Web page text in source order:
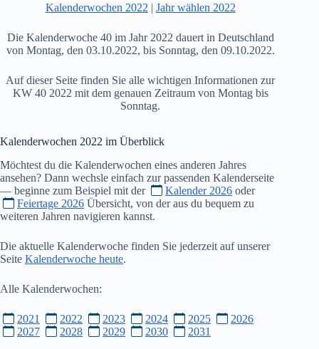
Kalenderwochen 2022 | Jahr wählen 2022
Die Kalenderwoche 40 im Jahr 2022 dauert in Deutschland
von Montag, den 03.10.2022, bis Sonntag, den 09.10.2022.
Auf dieser Seite finden Sie alle wichtigen Informationen zur
KW 40 2022 mit dem genauen Zeitraum von Montag bis
Sonntag.
Kalenderwochen 2022 im Überblick
Möchtest du die Kalenderwochen eines anderen Jahres
ansehen? Dann wechsle einfach zur passenden Kalenderseite
— beginne zum Beispiel mit der
Kalender 2026 oder
Feiertage 2026 Übersicht, von der aus du bequem zu
weiteren Jahren navigieren kannst.
Die aktuelle Kalenderwoche finden Sie jederzeit auf unserer
Seite Kalenderwoche heute.
Alle Kalenderwochen:
2021 2022 2023 2024 2025
2026
2027
2028 2029 2030 2031